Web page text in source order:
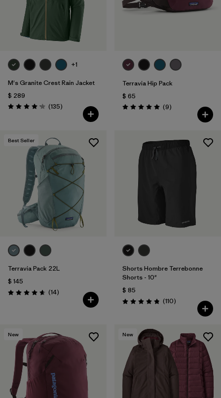
+1
M's Granite Crest Rain Jacket
$ 289
Valoración: 4.2 / 5
(135Comentarios
)
Terravia Hip Pack
$ 65
Valoración: 5.0 / 5
(9Comentarios
)
Best Seller
Terravia Pack 22L
$ 145
Valoración: 4.6 / 5
(14Comentarios
)
Shorts Hombre Terrebonne
Shorts - 10"
$ 85
Valoración: 4.8 / 5
(110Comentarios
)
New New